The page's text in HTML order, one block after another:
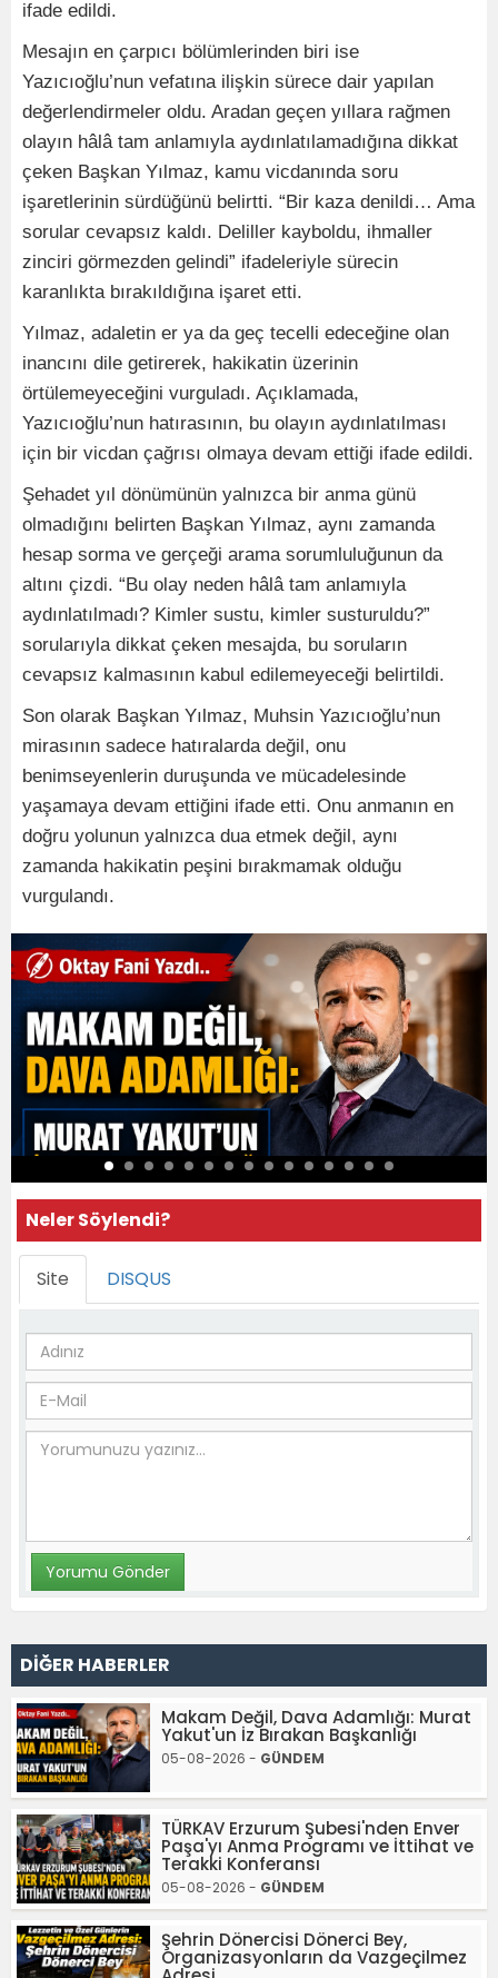
ifade edildi.
Mesajın en çarpıcı bölümlerinden biri ise
Yazıcıoğlu’nun vefatına ilişkin sürece dair yapılan
değerlendirmeler oldu. Aradan geçen yıllara rağmen
olayın hâlâ tam anlamıyla aydınlatılamadığına dikkat
çeken Başkan Yılmaz, kamu vicdanında soru
işaretlerinin sürdüğünü belirtti. “Bir kaza denildi… Ama
sorular cevapsız kaldı. Deliller kayboldu, ihmaller
zinciri görmezden gelindi” ifadeleriyle sürecin
karanlıkta bırakıldığına işaret etti.
Yılmaz, adaletin er ya da geç tecelli edeceğine olan
inancını dile getirerek, hakikatin üzerinin
örtülemeyeceğini vurguladı. Açıklamada,
Yazıcıoğlu’nun hatırasının, bu olayın aydınlatılması
için bir vicdan çağrısı olmaya devam ettiği ifade edildi.
Şehadet yıl dönümünün yalnızca bir anma günü
olmadığını belirten Başkan Yılmaz, aynı zamanda
hesap sorma ve gerçeği arama sorumluluğunun da
altını çizdi. “Bu olay neden hâlâ tam anlamıyla
aydınlatılmadı? Kimler sustu, kimler susturuldu?”
sorularıyla dikkat çeken mesajda, bu soruların
cevapsız kalmasının kabul edilemeyeceği belirtildi.
Son olarak Başkan Yılmaz, Muhsin Yazıcıoğlu’nun
mirasının sadece hatıralarda değil, onu
benimseyenlerin duruşunda ve mücadelesinde
yaşamaya devam ettiğini ifade etti. Onu anmanın en
doğru yolunun yalnızca dua etmek değil, aynı
zamanda hakikatin peşini bırakmamak olduğu
vurgulandı.
Neler Söylendi?
Site DISQUS
DİĞER HABERLER
Makam Değil, Dava Adamlığı: Murat
Yakut'un İz Bırakan Başkanlığı
05-08-2026 - GÜNDEM
TÜRKAV Erzurum Şubesi'nden Enver
Paşa'yı Anma Programı ve İttihat ve
Terakki Konferansı
05-08-2026 - GÜNDEM
Şehrin Dönercisi Dönerci Bey,
Organizasyonların da Vazgeçilmez